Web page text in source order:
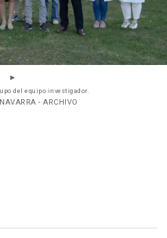
del equipo investigador.
- ARCHIVO